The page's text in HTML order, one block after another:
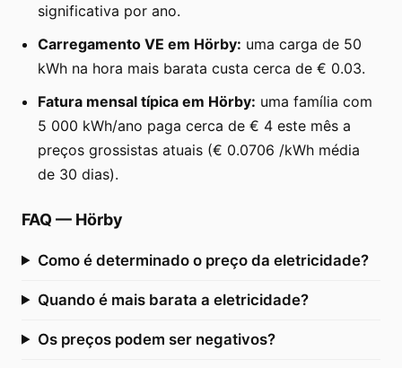
significativa por ano.
Carregamento VE em Hörby: uma carga de 50
kWh na hora mais barata custa cerca de € 0.03.
Fatura mensal típica em Hörby: uma família com
5 000 kWh/ano paga cerca de € 4 este mês a
preços grossistas atuais (€ 0.0706 /kWh média
de 30 dias).
FAQ — Hörby
Como é determinado o preço da eletricidade?
Quando é mais barata a eletricidade?
Os preços podem ser negativos?